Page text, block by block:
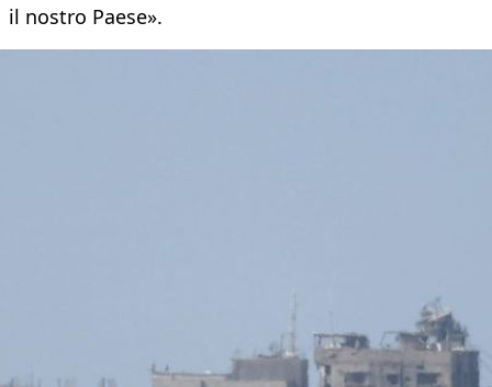
il nostro Paese».